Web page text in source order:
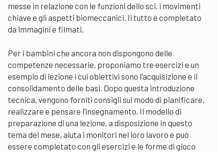
messe in relazione con le funzioni dello sci, i movimenti
chiave e gli aspetti biomeccanici. Il tutto è completato
da immagini e filmati.
Per i bambini che ancora non dispongono delle
competenze necessarie, proponiamo tre esercizi e un
esempio di lezione i cui obiettivi sono l’acquisizione e il
consolidamento delle basi. Dopo questa introduzione
tecnica, vengono forniti consigli sul modo di pianificare,
realizzare e pensare l’insegnamento. Il modello di
preparazione di una lezione, a disposizione in questo
tema del mese, aiuta i monitori nel loro lavoro e può
essere completato con gli esercizi e le forme di gioco